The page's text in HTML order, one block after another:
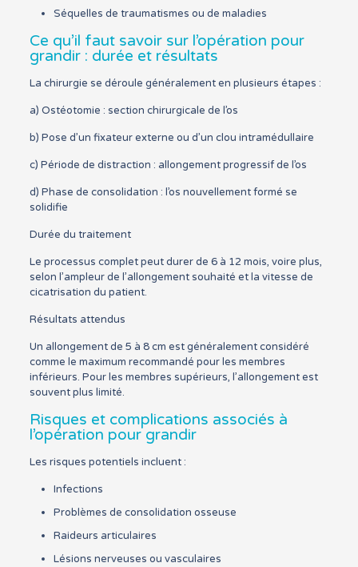
Séquelles de traumatismes ou de maladies
Ce qu’il faut savoir sur l’opération pour
grandir : durée et résultats
La chirurgie se déroule généralement en plusieurs étapes :
a) Ostéotomie : section chirurgicale de l’os
b) Pose d’un fixateur externe ou d’un clou intramédullaire
c) Période de distraction : allongement progressif de l’os
d) Phase de consolidation : l’os nouvellement formé se
solidifie
Durée du traitement
Le processus complet peut durer de 6 à 12 mois, voire plus,
selon l’ampleur de l’allongement souhaité et la vitesse de
cicatrisation du patient.
Résultats attendus
Un allongement de 5 à 8 cm est généralement considéré
comme le maximum recommandé pour les membres
inférieurs. Pour les membres supérieurs, l’allongement est
souvent plus limité.
Risques et complications associés à
l’opération pour grandir
Les risques potentiels incluent :
Infections
Problèmes de consolidation osseuse
Raideurs articulaires
Lésions nerveuses ou vasculaires